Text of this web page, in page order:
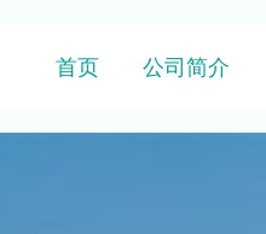
首页 公司简介